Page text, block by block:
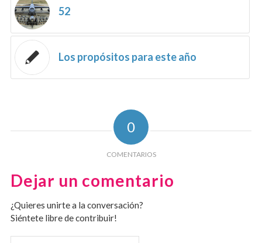
52
Los propósitos para este año
0
COMENTARIOS
Dejar un comentario
¿Quieres unirte a la conversación?
Siéntete libre de contribuir!